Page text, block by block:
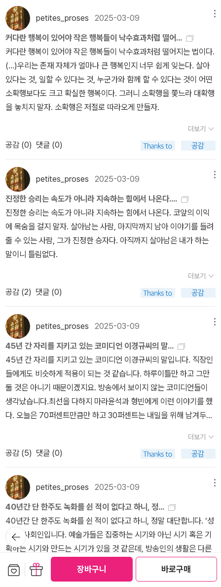
장바구니 바로구매
업윤리가 보여줘서 아닐까 생각해 본다.
petites_proses 2025-03-09
커다란 행복이 있어야 작은 행복들이 낙수효과처럼 떨어...
커다란 행복이 있어야 작은 행복들이 낙수효과처럼 떨어지는 법이다.
(...)우리는 존재 자체가 얼마나 큰 행복인지 너무 쉽게 잊는다. 살아
있다는 것, 일할 수 있다는 것, 누군가와 함께 할 수 있다는 것이 어떤
소확행보다도 크고 확실한 행복이다. 그러니 소확행을 쫓느라 대확행
을 놓치지 말자. 소확행은 저절로 따라오게 만들자.
더보기
공감 (0) 댓글 (0)
petites_proses 2025-03-09
진정한 승리는 속도가 아니라 지속하는 힘에서 나온다....
진정한 승리는 속도가 아니라 지속하는 힘에서 나온다. 코앞의 이익
에 목숨을 걸지 말자. 살아남는 사람, 마지막까지 남아 이야기를 들려
줄 수 있는 사람, 그가 진정한 승자다. 아직까지 살아남은 내가 하는
말이니 틀림없다.
더보기
공감 (2) 댓글 (0)
petites_proses 2025-03-09
45년 간 자리를 지키고 있는 코미디언 이경규씨의 말...
45년 간 자리를 지키고 있는 코미디언 이경규씨의 말입니다. 직장인
들에게도 비슷하게 적용이 되는 것 같습니다. 하루이틀만 하고 그만
둘 것은 아니기 때문이겠지요. 방송에서 보이지 않는 코미디언들이
생각났습니다.최선을 다하지 마라윤석과 형빈에게 이런 이야기를 했
다. 오늘은 70퍼센트만큼만 하고 30퍼센트는 내일을 위해 남겨두라
에 아이디어를 100퍼센트 쏟아붓지 말고 30퍼센트는 아껴뒀다가 다
음에 써야 한다. 매번 가진 것을 전부 소진해 버리면 오래 가기 어렵
다. 그래도, 남들에게는 최선을 다하는 것처럼 보여야 한다. 최선을 다
하지 말라는 소리를 탱자 탱자 게으름뱅이가 되라는 것으로 착각하면
큰일이다. 지금 무언가에 100퍼센트를 쏟고 있는가? 잠시 멈춰보라.
70퍼센트로도 충분할지 모른다. 나머지 30퍼센트를 비축해둬야 번
아웃을 피할 수 있다. 잘 모르는 것은 만약을 위해 아껴두는 것, 그것
이 사회인의 지혜다.
더보기
공감 (5) 댓글 (0)
petites_proses 2025-03-09
40년간 단 한주도 녹화를 쉰 적이 없다고 하니, 정...
40년간 단 한주도 녹화를 쉰 적이 없다고 하니, 정말 대단합니다. ‘성
실’한 사회인입니다. 예술가들은 집중하는 시기와 아닌 시기 혹은 기
획하는 시기와 만드는 시기가 있을 것 같은데, 방송인의 생활은 다른
가 봅니다. 책에 나온 내용으로 보자면 자기 관리가 철저하고 성실한
분입니다.
뒤로가
기